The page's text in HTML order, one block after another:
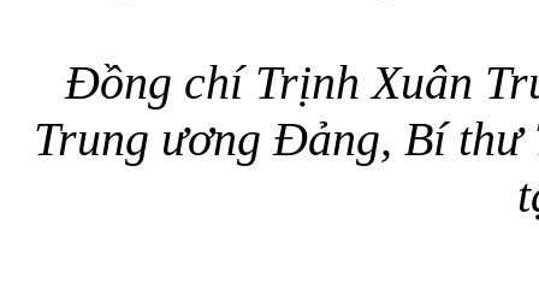
Đồng chí Trịnh Xuân
Trung ương Đảng, Bí thư